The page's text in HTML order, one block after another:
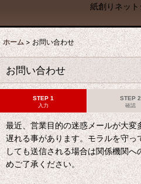
紙創りネッ
ホーム > お問い合わせ
お問い合わせ
STEP 1
入力
STEP 2
確認
最近、営業目的の迷惑メールが大
遅れる事があります。モラルを守
しても送信される場合は関係機関
めご了承ください。